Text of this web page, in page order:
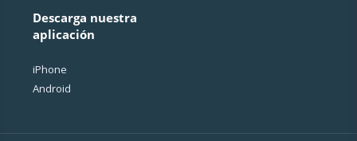
Descarga nuestra
aplicación
iPhone
Android